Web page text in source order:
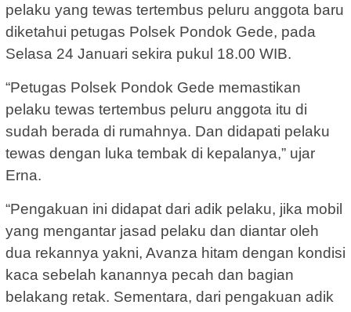
pelaku yang tewas tertembus peluru anggota baru
diketahui petugas Polsek Pondok Gede, pada
Selasa 24 Januari sekira pukul 18.00 WIB.
“Petugas Polsek Pondok Gede memastikan
pelaku tewas tertembus peluru anggota itu di
sudah berada di rumahnya. Dan didapati pelaku
tewas dengan luka tembak di kepalanya,” ujar
Erna.
“Pengakuan ini didapat dari adik pelaku, jika mobil
yang mengantar jasad pelaku dan diantar oleh
dua rekannya yakni, Avanza hitam dengan kondisi
kaca sebelah kanannya pecah dan bagian
belakang retak. Sementara, dari pengakuan adik